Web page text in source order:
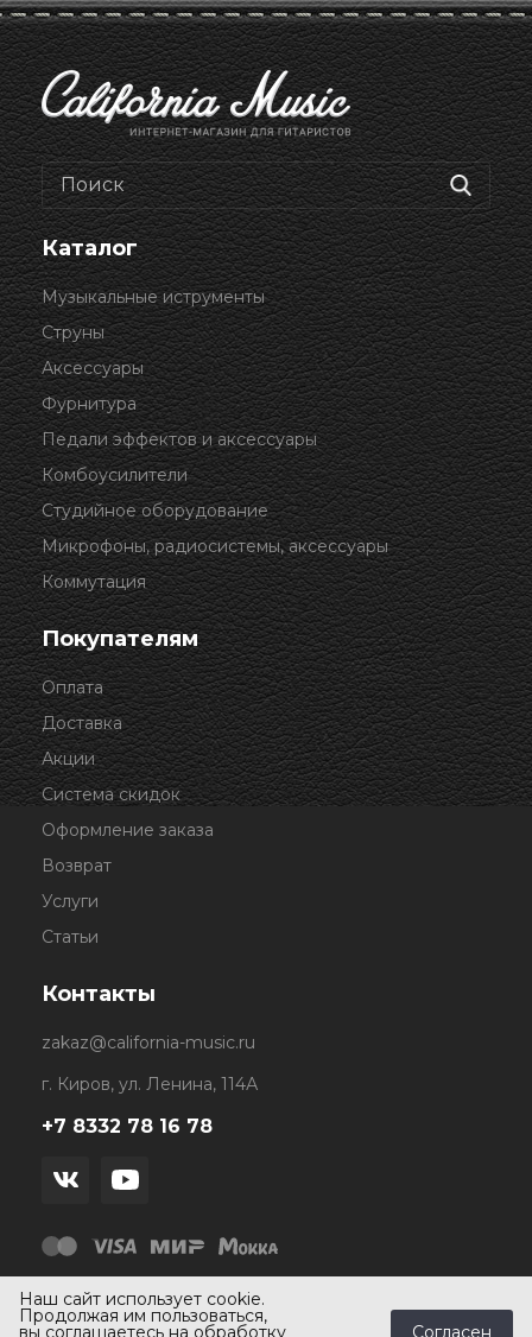
Каталог
Музыкальные иструменты
Струны
Аксессуары
Фурнитура
Педали эффектов и аксессуары
Комбоусилители
Студийное оборудование
Микрофоны, радиосистемы, аксессуары
Коммутация
Покупателям
Оплата
Доставка
Акции
Система скидок
Оформление заказа
Возврат
Услуги
Статьи
Контакты
zakaz@california-music.ru
г. Киров, ул. Ленина, 114А
+7 8332 78 16 78
Наш сайт использует cookie.
Продолжая им пользоваться,
вы соглашаетесь на обработку Согласен